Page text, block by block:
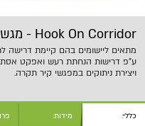
Hook On Corridor - מגשי מתכת למסדרונות
מתאים ליישומים בהם קיימת דרישה
ע"פ דרישות הנחתת רעש ואפקט
ויצירת ניתוקים במפגשי קיר תקרה.
כללי: מידות: